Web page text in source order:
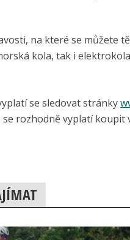
na které se můžete
kola, tak i
se sledovat stránky
se rozhodně vyplatí